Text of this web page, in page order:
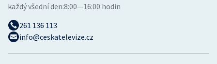
každý všední den:8:00—16:00 hodin
261 136 113
info@ceskatelevize.cz